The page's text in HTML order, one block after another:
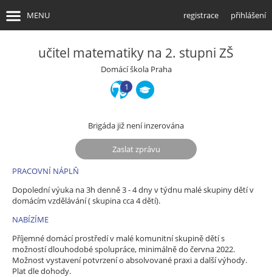
úvodní stránka
MENU registrace přihlášení
učitel matematiky na 2. stupni ZŠ
Domácí škola Praha
1
Brigáda již není inzerována
Zaslat zprávu
PRACOVNÍ NÁPLŇ
Dopolední výuka na 3h denně 3 - 4 dny v týdnu malé skupiny dětí v
domácím vzdělávání ( skupina cca 4 dětí).
NABÍZÍME
Příjemné domácí prostředí v malé komunitní skupině dětí s
možností dlouhodobé spolupráce, minimálně do června 2022.
Možnost vystavení potvrzení o absolvované praxi a další výhody.
Plat dle dohody.